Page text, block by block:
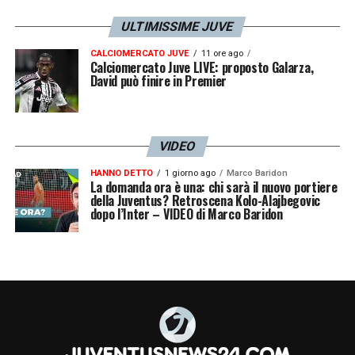
ULTIMISSIME JUVE
CALCIOMERCATO JUVE 11 ore ago
Calciomercato Juve LIVE: proposto Galarza,
David può finire in Premier
VIDEO
HANNO DETTO 1 giorno ago Marco Baridon
La domanda ora è una: chi sarà il nuovo portiere
della Juventus? Retroscena Kolo-Alajbegovic
dopo l’Inter – VIDEO di Marco Baridon